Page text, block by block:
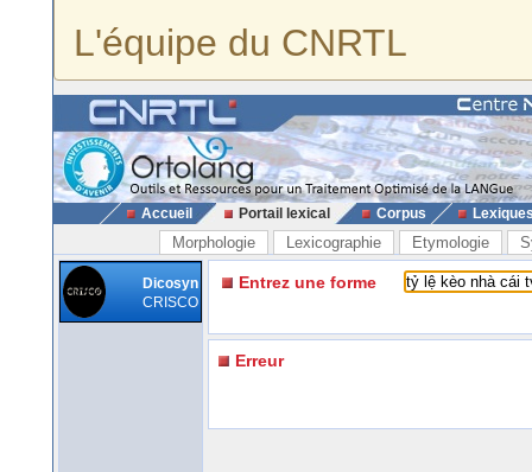
L'équipe du CNRTL
Accueil Portail lexical Corpus
Morphologie Lexicographie Etymologie
Dicosyn
CRISCO
Entrez une forme
Erreur